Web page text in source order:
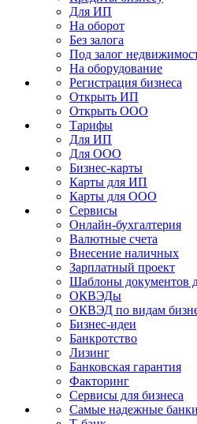
Для ИП
На оборот
Без залога
Под залог
На оборудование
Регистрация бизнеса
Открыть ИП
Открыть ООО
Тарифы
Для ИП
Для ООО
Бизнес-карты
Карты для ИП
Карты для ООО
Сервисы
Онлайн-бухгалтерия
Валютные счета
Внесение наличных
Зарплатный проект
Шаблоны документов
ОКВЭДы
ОКВЭД по видам
Бизнес-идеи
Банкротство
Лизинг
Банковская гарантия
Факторинг
Сервисы для бизнеса
Самые надежные банки